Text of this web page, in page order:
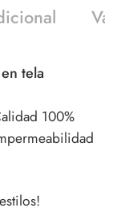
tela
100%